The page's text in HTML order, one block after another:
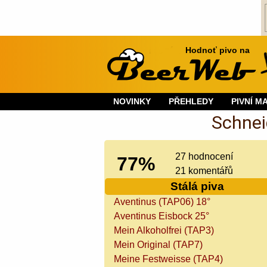
Hodnoť pivo na
NOVINKY PŘEHLEDY PIVNÍ
77%
27 hodnocení
21 komentářů
Stálá piva
Aventinus (TAP06) 18°
Aventinus Eisbock 25°
Mein Alkoholfrei (TAP3)
Mein Original (TAP7)
Meine Festweisse (TAP4)